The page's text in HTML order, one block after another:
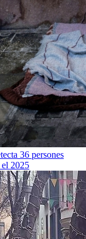
36 persones
el 2025